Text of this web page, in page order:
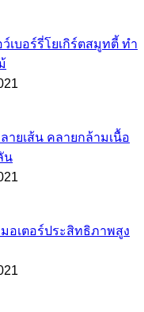
เบอร์รี่โยเกิร์ตสมูทตี้ ทำ
ายเส้น คลายกล้ามเนื้อ
น
อเตอร์ประสิทธิภาพสูง